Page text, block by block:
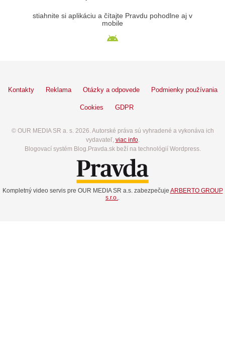
stiahnite si aplikáciu a čítajte Pravdu pohodlne aj v
mobile
Kontakty Reklama Otázky a odpovede Podmienky používania
Cookies GDPR
© OUR MEDIA SR a. s. 2026. Autorské práva sú vyhradené a vykonáva ich
vydavateľ, viac info.
Blogovací systém Blog.Pravda.sk beží na technológií Wordpress.
Kompletný video servis pre OUR MEDIA SR a.s. zabezpečuje ARBERTO GROUP
s.r.o..